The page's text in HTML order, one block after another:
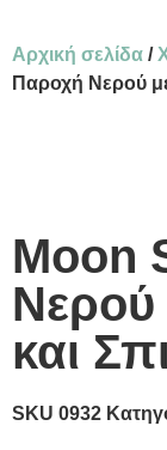
Αρχική σελίδα /
Παροχή Νερού
Moon
και
SKU 0932